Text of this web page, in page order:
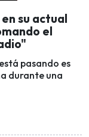
su actual
el
pasando es
durante una